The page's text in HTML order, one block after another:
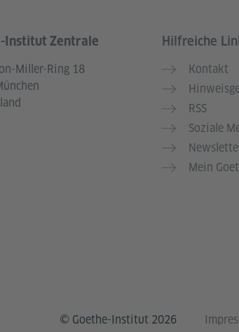
Institut Zentrale
Miller-Ring 18
Hilfreiche
Kontakt
RSS
Soziale
Mein
© Goethe-Institut 2026